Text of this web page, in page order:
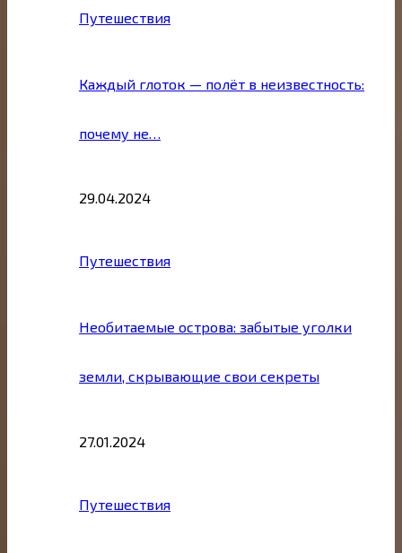
Путешествия
Каждый глоток — полёт в неизвестность:
почему не…
29.04.2024
Путешествия
Необитаемые острова: забытые уголки
земли, скрывающие свои секреты
27.01.2024
Путешествия